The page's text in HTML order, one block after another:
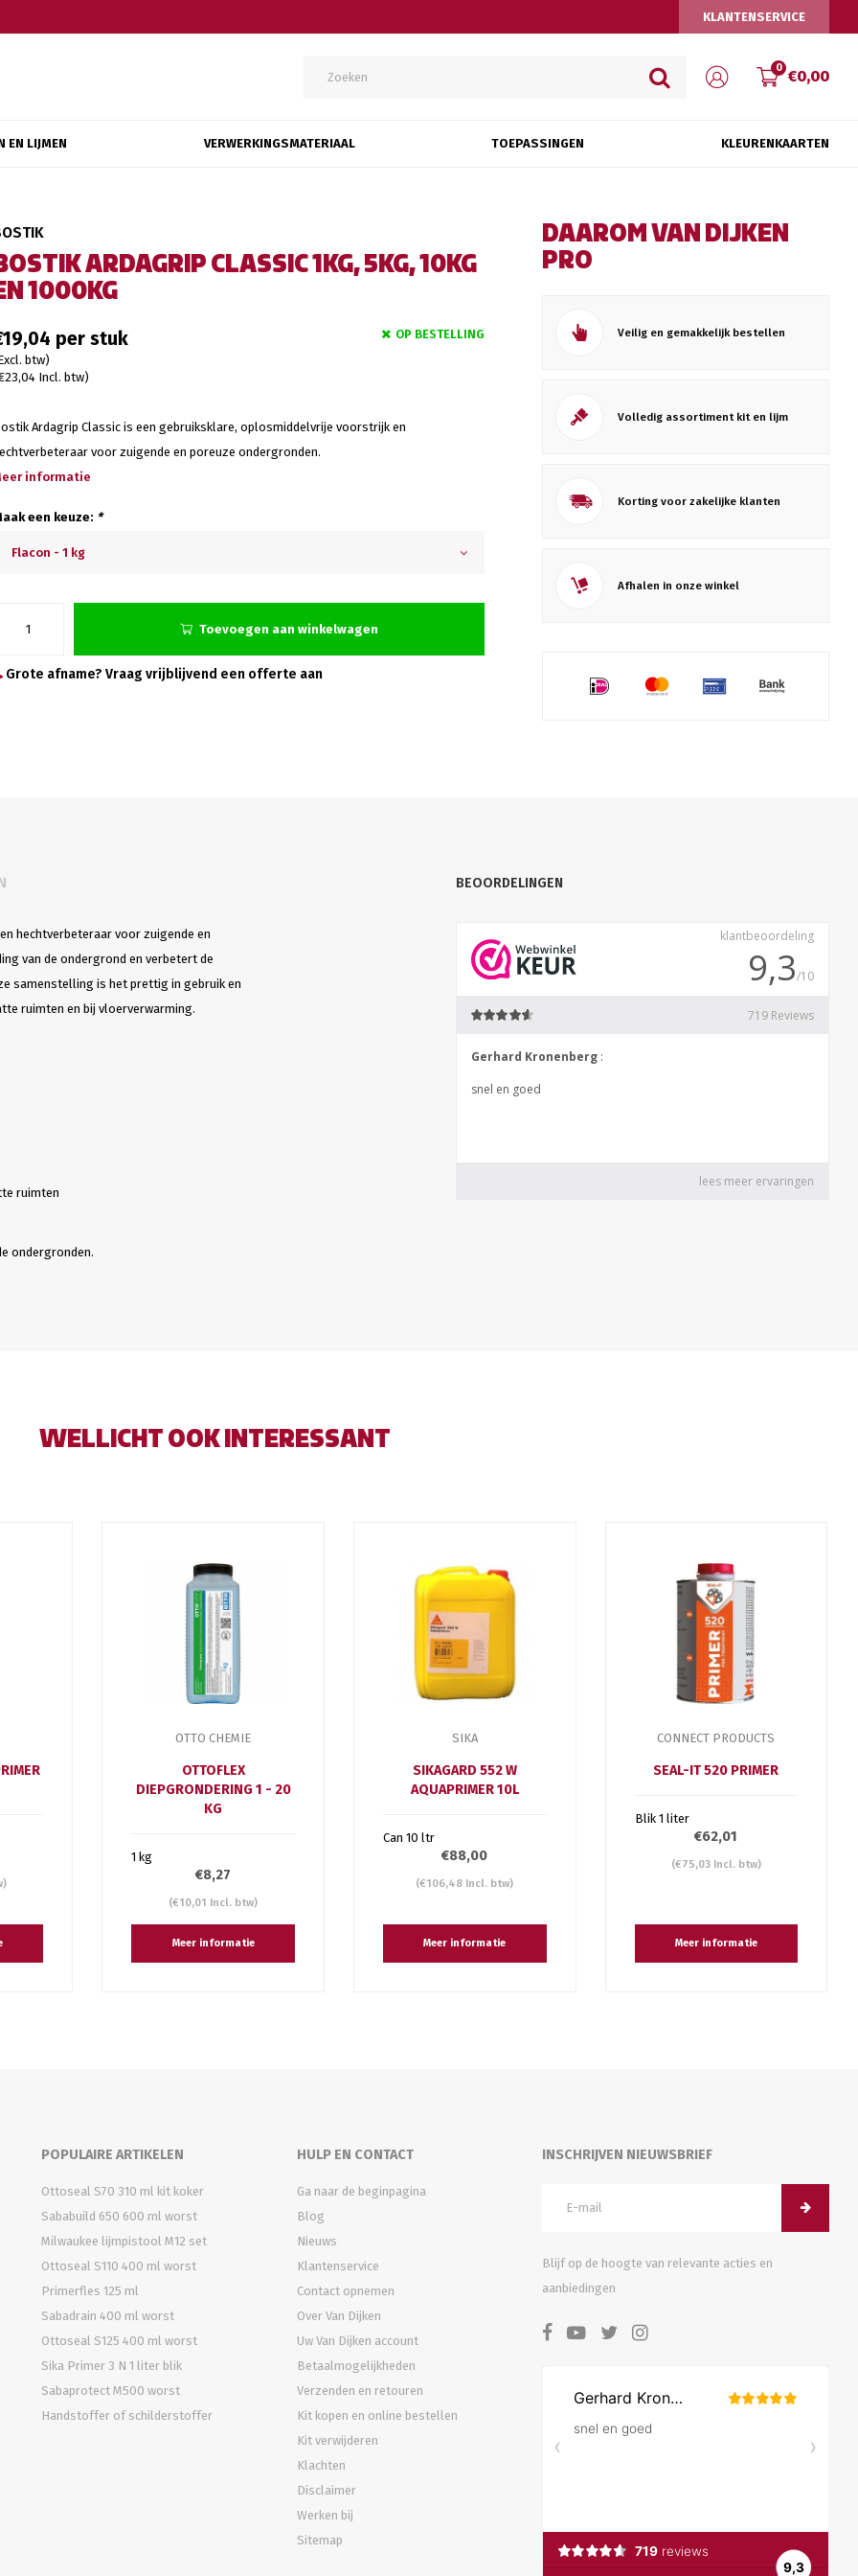
KLANTENSERVICE
0 €0,00
EN LIJMEN VERWERKINGSMATERIAAL TOEPASSINGEN KLEURENKAARTEN
ARDAGRIP CLASSIC 1KG, 5KG, 10KG
1000KG
btw)
Incl. btw)
OP BESTELLING
Ardagrip Classic is een gebruiksklare, oplosmiddelvrije voorstrijk en
voor zuigende en poreuze ondergronden.
informatie
een keuze: *
Flacon - 1 kg
Toevoegen aan winkelwagen
Grote afname? Vraag vrijblijvend een offerte aan
DAAROM VAN DIJKEN
PRO
Veilig en gemakkelijk bestellen
Volledig assortiment kit en lijm
Korting voor zakelijke klanten
Afhalen in onze winkel
hechtverbeteraar voor zuigende en
van de ondergrond en verbetert de
samenstelling is het prettig in gebruik en
ruimten en bij vloerverwarming.
ruimten
ondergronden.
BEOORDELINGEN
WELLICHT OOK INTERESSANT
OTTO CHEMIE
OTTOFLEX
DIEPGRONDERING 1 - 20
KG
1 kg
€8,27
(€10,01 Incl. btw)
Meer informatie
SIKA
SIKAGARD 552 W
AQUAPRIMER 10L
Can 10 ltr
€88,00
(€106,48 Incl. btw)
Meer informatie
CONNECT PRODUCTS
SEAL-IT 520 PRIMER
Blik 1 liter
€62,01
(€75,03 Incl. btw)
Meer informatie
POPULAIRE ARTIKELEN
Ottoseal S70 310 ml kit koker
Sababuild 650 600 ml worst
Milwaukee lijmpistool M12 set
Ottoseal S110 400 ml worst
Primerfles 125 ml
Sabadrain 400 ml worst
Ottoseal S125 400 ml worst
Sika Primer 3 N 1 liter blik
Sabaprotect M500 worst
Handstoffer of schilderstoffer
HULP EN CONTACT
Ga naar de beginpagina
Blog
Nieuws
Klantenservice
Contact opnemen
Over Van Dijken
Uw Van Dijken account
Betaalmogelijkheden
Verzenden en retouren
Kit kopen en online bestellen
Kit verwijderen
Klachten
Disclaimer
Werken bij
Sitemap
INSCHRIJVEN NIEUWSBRIEF
Blijf op de hoogte van relevante acties en
aanbiedingen